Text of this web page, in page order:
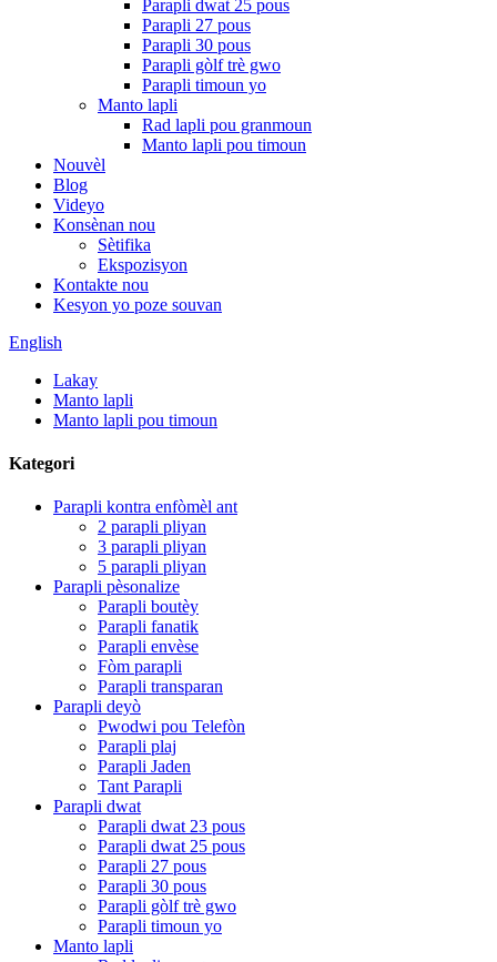
Parapli dwat 25 pous
Parapli 27 pous
Parapli 30 pous
Parapli gòlf trè gwo
Parapli timoun yo
Manto lapli
Rad lapli pou granmoun
Manto lapli pou timoun
Nouvèl
Blog
Videyo
Konsènan nou
Sètifika
Ekspozisyon
Kontakte nou
Kesyon yo poze souvan
English
Lakay
Manto lapli
Manto lapli pou timoun
Kategori
Parapli kontra enfòmèl ant
2 parapli pliyan
3 parapli pliyan
5 parapli pliyan
Parapli pèsonalize
Parapli boutèy
Parapli fanatik
Parapli envèse
Fòm parapli
Parapli transparan
Parapli deyò
Pwodwi pou Telefòn
Parapli plaj
Parapli Jaden
Tant Parapli
Parapli dwat
Parapli dwat 23 pous
Parapli dwat 25 pous
Parapli 27 pous
Parapli 30 pous
Parapli gòlf trè gwo
Parapli timoun yo
Manto lapli